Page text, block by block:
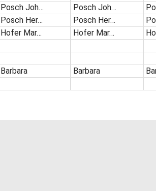
Posch Joh…
Posch Her…
Hofer Mar…
Barbara
Posch Joh…
Posch Her…
Hofer Mar…
Barbara